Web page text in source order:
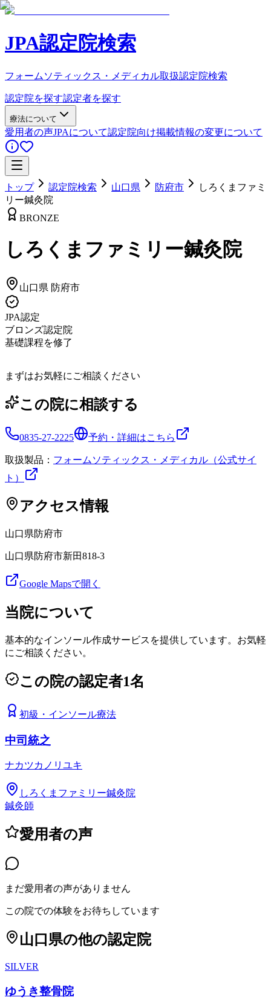
JPA認定院検索
フォームソティックス・メディカル取扱認定院検索
認定院を探す認定者を探す
療法について
愛用者の声JPAについて認定院向け掲載情報の変更について
トップ 認定院検索 山口県 防府市
しろくまファミ
リー鍼灸院
BRONZE
しろくまファミリー鍼灸院
山口県 防府市
JPA認定
ブロンズ認定院
基礎課程を修了
まずはお気軽にご相談ください
この院に相談する
0835-27-2225 予約・詳細はこちら
取扱製品： フォームソティックス・メディカル（公式サイ
ト）
アクセス情報
山口県防府市
山口県防府市新田818-3
Google Mapsで開く
当院について
基本的なインソール作成サービスを提供しています。お気軽
にご相談ください。
この院の認定者1名
初級 ・ インソール療法
中司統之
ナカツカノリユキ
しろくまファミリー鍼灸院
鍼灸師
愛用者の声
まだ愛用者の声がありません
この院での体験をお待ちしています
山口県の他の認定院
SILVER
ゆうき整骨院